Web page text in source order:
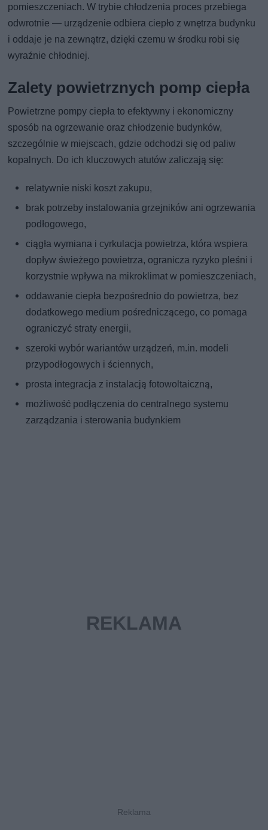
pomieszczeniach. W trybie chłodzenia proces przebiega
odwrotnie — urządzenie odbiera ciepło z wnętrza budynku
i oddaje je na zewnątrz, dzięki czemu w środku robi się
wyraźnie chłodniej.
Zalety powietrznych pomp ciepła
Powietrzne pompy ciepła to efektywny i ekonomiczny
sposób na ogrzewanie oraz chłodzenie budynków,
szczególnie w miejscach, gdzie odchodzi się od paliw
kopalnych. Do ich kluczowych atutów zaliczają się:
relatywnie niski koszt zakupu,
brak potrzeby instalowania grzejników ani ogrzewania
podłogowego,
ciągła wymiana i cyrkulacja powietrza, która wspiera
dopływ świeżego powietrza, ogranicza ryzyko pleśni i
korzystnie wpływa na mikroklimat w pomieszczeniach,
oddawanie ciepła bezpośrednio do powietrza, bez
dodatkowego medium pośredniczącego, co pomaga
ograniczyć straty energii,
szeroki wybór wariantów urządzeń, m.in. modeli
przypodłogowych i ściennych,
prosta integracja z instalacją fotowoltaiczną,
możliwość podłączenia do centralnego systemu
zarządzania i sterowania budynkiem